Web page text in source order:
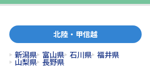
北陸・甲信越
新潟県 富山県 石川県 福井県
山梨県 長野県